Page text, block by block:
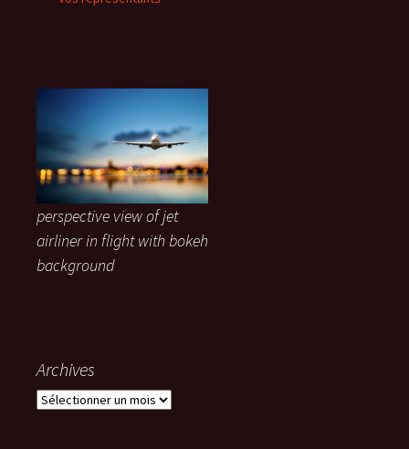
perspective view of jet
airliner in flight with bokeh
background
Archives
Archives